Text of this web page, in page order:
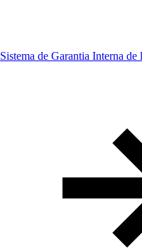
Sistema de Garantia Interna